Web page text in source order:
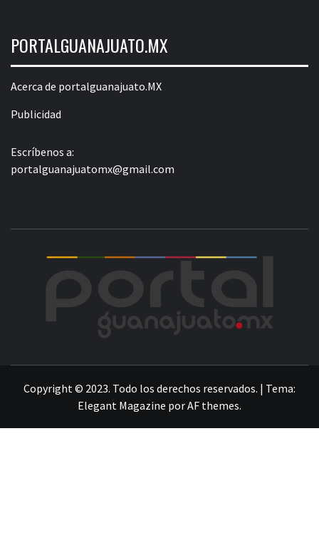
PORTALGUANAJUATO.MX
Acerca de portalguanajuato.MX
Publicidad
Escríbenos a:
portalguanajuatomx@gmail.com
Copyright © 2023. Todo los derechos reservados. | Tema:
Elegant Magazine porAF themes.